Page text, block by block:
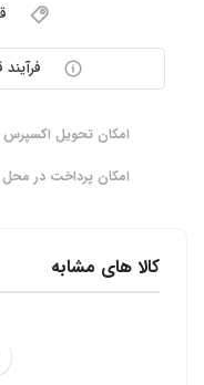
امکان تحویل اکسپرس
امکان پرداخت در محل
کالا های مشابه